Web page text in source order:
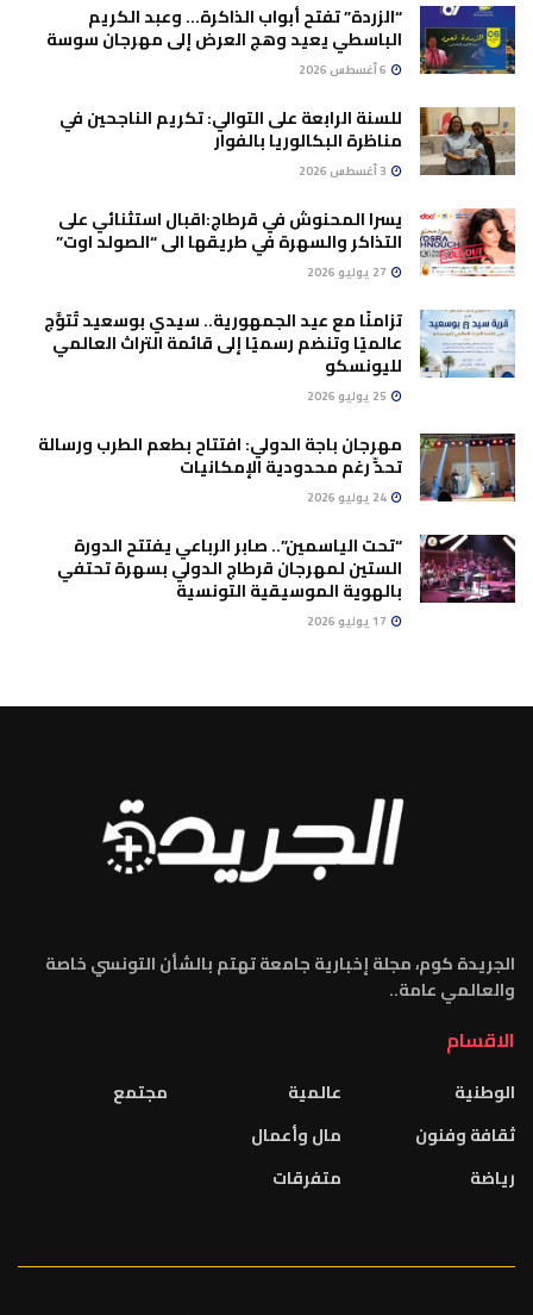
“الزردة” تفتح أبواب الذاكرة… وعبد الكريم
الباسطي يعيد وهج العرض إلى مهرجان سوسة
للسنة الرابعة على التوالي: تكريم الناجحين في
مناظرة البكالوريا بالفوار
يسرا المحنوش في قرطاج:اقبال استثنائي على
التذاكر والسهرة في طريقها الى “الصولد اوت”
تزامنًا مع عيد الجمهورية.. سيدي بوسعيد تُتوَّج
عالميًا وتنضم رسميًا إلى قائمة التراث العالمي
لليونسكو
مهرجان باجة الدولي: افتتاح بطعم الطرب ورسالة
تحدٍّ رغم محدودية الإمكانيات
“تحت الياسمين”.. صابر الرباعي يفتتح الدورة
الستين لمهرجان قرطاج الدولي بسهرة تحتفي
بالهوية الموسيقية التونسية
الجريدة كوم، مجلة إخبارية جامعة تهتم بالشأن التونسي خاصة
والعالمي عامة..
الاقسام
الوطنية
ثقافة وفنون
رياضة
عالمية
مال وأعمال
متفرقات
مجتمع